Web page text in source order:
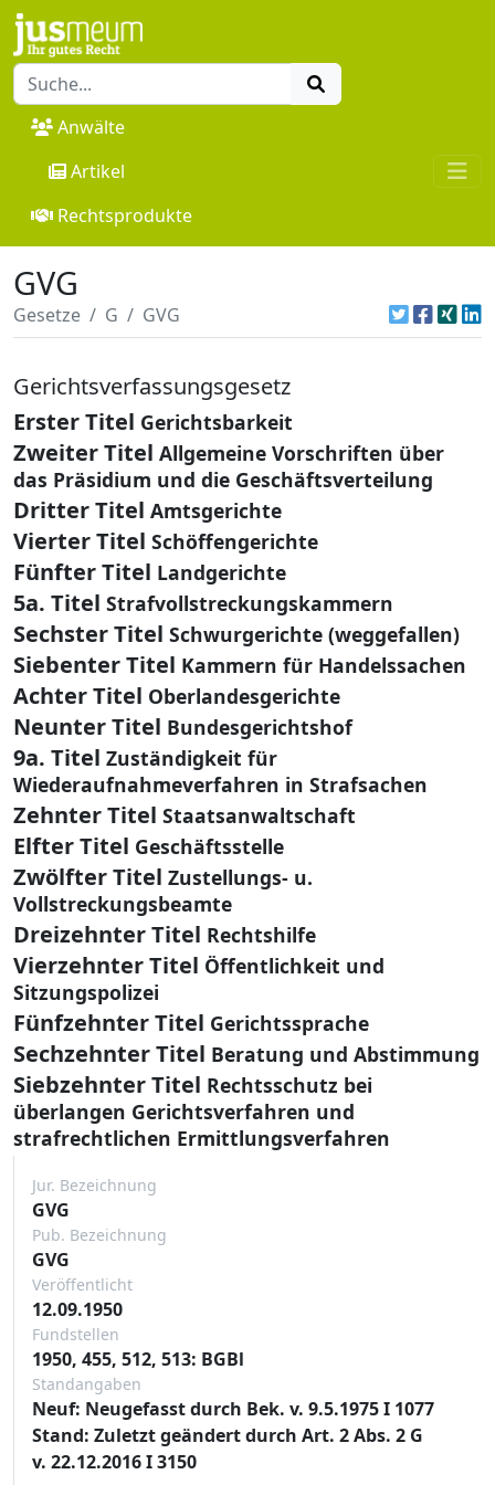
Anwälte
Artikel
Rechtsprodukte
GVG
Gesetze G GVG
Gerichtsverfassungsgesetz
Erster Titel Gerichtsbarkeit
Zweiter Titel Allgemeine Vorschriften über
das Präsidium und die Geschäftsverteilung
Dritter Titel Amtsgerichte
Vierter Titel Schöffengerichte
Fünfter Titel Landgerichte
5a. Titel Strafvollstreckungskammern
Sechster Titel Schwurgerichte (weggefallen)
Siebenter Titel Kammern für Handelssachen
Achter Titel Oberlandesgerichte
Neunter Titel Bundesgerichtshof
9a. Titel Zuständigkeit für
Wiederaufnahmeverfahren in Strafsachen
Zehnter Titel Staatsanwaltschaft
Elfter Titel Geschäftsstelle
Zwölfter Titel Zustellungs- u.
Vollstreckungsbeamte
Dreizehnter Titel Rechtshilfe
Vierzehnter Titel Öffentlichkeit und
Sitzungspolizei
Fünfzehnter Titel Gerichtssprache
Sechzehnter Titel Beratung und Abstimmung
Siebzehnter Titel Rechtsschutz bei
überlangen Gerichtsverfahren und
strafrechtlichen Ermittlungsverfahren
Jur. Bezeichnung
GVG
Pub. Bezeichnung
GVG
Veröffentlicht
12.09.1950
Fundstellen
1950, 455, 512, 513: BGBl
Standangaben
Neuf: Neugefasst durch Bek. v. 9.5.1975 I 1077
Stand: Zuletzt geändert durch Art. 2 Abs. 2 G
v. 22.12.2016 I 3150